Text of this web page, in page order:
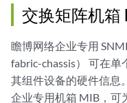
交换矩阵机箱
瞻博网络企业专用
fabric-chassis） 可在单
其组件设备的硬件信息
企业专用机箱 MIB，可